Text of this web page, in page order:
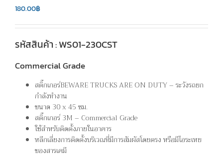
180.00฿
รหัสสินค้า : WS01-230CST
Commercial Grade
สติ๊กเกอร์BEWARE TRUCKS ARE ON DUTY – ระวังรถยก
กำลังทำงาน
ขนาด 30 x 45 ซม.
สติ๊กเกอร์ 3M – Commercial Grade
ใช้สำหรับติดตั้งภายในอาคาร
หลีกเลี่ยงการติดตั้งบริเวณที่มีการสัมผัสโดยตรง หรือมีไอระเหย
ของสารเคมี